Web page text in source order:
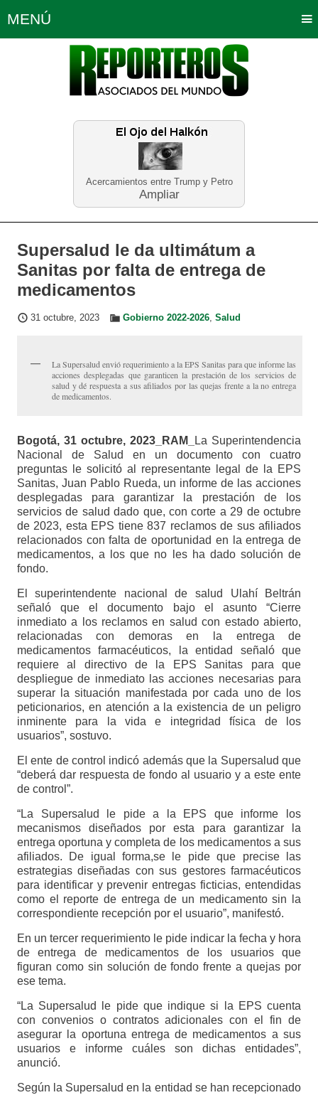
Acercamientos entre Trump y Petro
Ampliar
MENÚ
Política Opinión Bogotá
Planeta Tierra Deportes
Educación Neira
Supersalud le da ultimátum a
Sanitas por falta de entrega de
medicamentos
31 octubre, 2023 Gobierno 2022-2026, Salud
La Supersalud envió requerimiento a la EPS Sanitas para que informe las
acciones desplegadas que garanticen la prestación de los servicios de
salud y dé respuesta a sus afiliados por las quejas frente a la no entrega
de medicamentos.
Bogotá, 31 octubre, 2023_RAM_
La Superintendencia
Nacional de Salud en un documento con cuatro
preguntas le solicitó al representante legal de la EPS
Sanitas, Juan Pablo Rueda, un informe de las acciones
desplegadas para garantizar la prestación de los
servicios de salud dado que, con corte a 29 de octubre
de 2023, esta EPS tiene 837 reclamos de sus afiliados
relacionados con falta de oportunidad en la entrega de
medicamentos, a los que no les ha dado solución de
fondo.
El superintendente nacional de salud Ulahí Beltrán
señaló que el documento bajo el asunto “Cierre
inmediato a los reclamos en salud con estado abierto,
relacionadas con demoras en la entrega de
medicamentos farmacéuticos, la entidad señaló que
requiere al directivo de la EPS Sanitas para que
despliegue de inmediato las acciones necesarias para
superar la situación manifestada por cada uno de los
peticionarios, en atención a la existencia de un peligro
inminente para la vida e integridad física de los
usuarios”, sostuvo.
El ente de control indicó además que la Supersalud que
“deberá dar respuesta de fondo al usuario y a este ente
de control”.
“La Supersalud le pide a la EPS que informe los
mecanismos diseñados por esta para garantizar la
entrega oportuna y completa de los medicamentos a sus
afiliados. De igual forma,se le pide que precise las
estrategias diseñadas con sus gestores farmacéuticos
para identificar y prevenir entregas ficticias, entendidas
como el reporte de entrega de un medicamento sin la
correspondiente recepción por el usuario”, manifestó.
En un tercer requerimiento le pide indicar la fecha y hora
de entrega de medicamentos de los usuarios que
figuran como sin solución de fondo frente a quejas por
ese tema.
“La Supersalud le pide que indique si la EPS cuenta
con convenios o contratos adicionales con el fin de
asegurar la oportuna entrega de medicamentos a sus
usuarios e informe cuáles son dichas entidades”,
anunció.
Según la Supersalud en la entidad se han recepcionado